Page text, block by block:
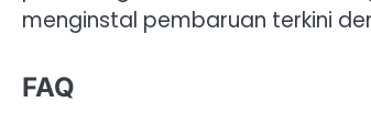
menginstal pembaruan terkini
FAQ